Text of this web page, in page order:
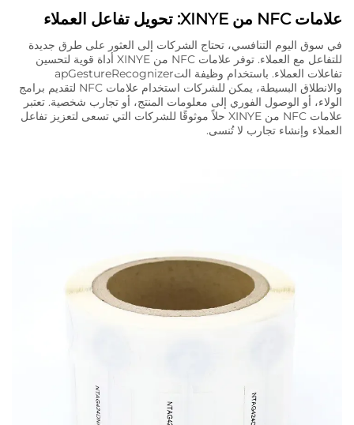
علامات NFC من XINYE: تحويل تفاعل العملاء
في سوق اليوم التنافسي، تحتاج الشركات إلى العثور على طرق جديدة
للتفاعل مع العملاء. توفر علامات NFC من XINYE أداة قوية لتحسين
تفاعلات العملاء. باستخدام وظيفة التapGestureRecognizer
والانطلاق البسيطة، يمكن للشركات استخدام علامات NFC لتقديم برامج
الولاء، أو الوصول الفوري إلى معلومات المنتج، أو تجارب شخصية. تعتبر
علامات NFC من XINYE حلاً موثوقًا للشركات التي تسعى لتعزيز تفاعل
العملاء وإنشاء تجارب لا تُنسى.